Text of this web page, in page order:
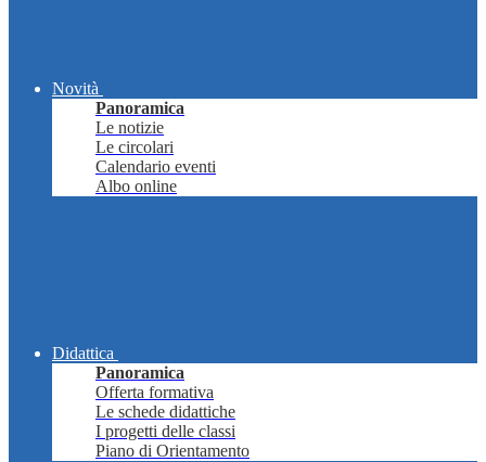
Novità
Panoramica
Le notizie
Le circolari
Calendario eventi
Albo online
Didattica
Panoramica
Offerta formativa
Le schede didattiche
I progetti delle classi
Piano di Orientamento